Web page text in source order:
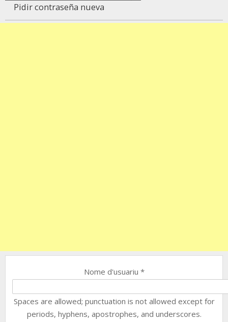
Pidir contraseña nueva
Nome d'usuariu *
Spaces are allowed; punctuation is not allowed except for
periods, hyphens, apostrophes, and underscores.